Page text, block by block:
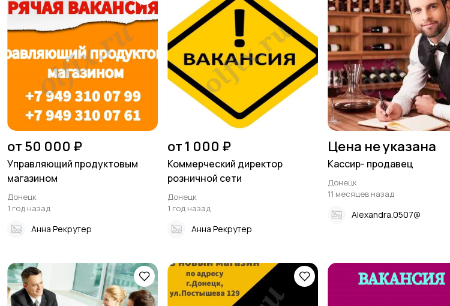
от 50 000 ₽
Управляющий продуктовым
магазином
Донецк
1 год назад
Анна Рекрутер
от 1 000 ₽
Коммерческий директор
розничной сети
Донецк
1 год назад
Анна Рекрутер
Цена не указана
Кассир- продавец
Донецк
11 месяцев назад
Alexandra.0507@